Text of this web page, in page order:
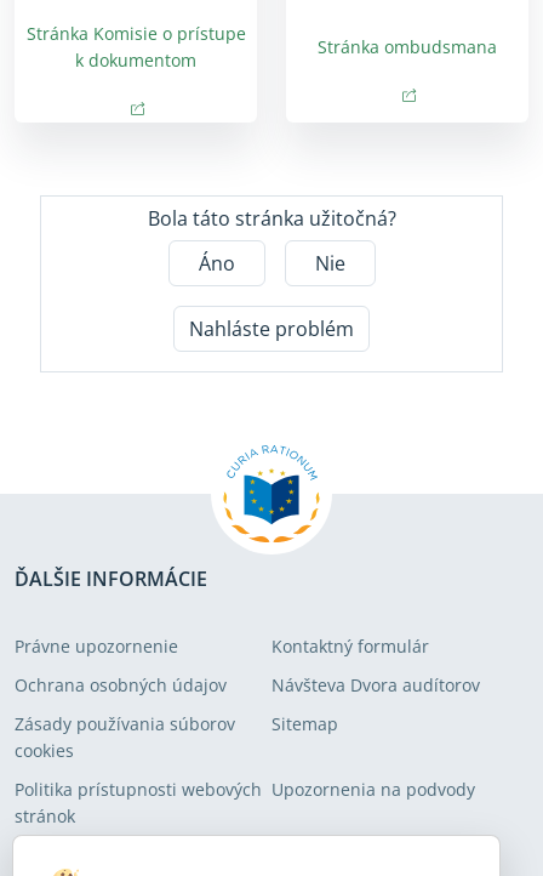
Stránka Komisie o prístupe
k dokumentom
(opens in new window)
Stránka ombudsmana
(opens in new
Bola táto stránka užitočná?
Áno
Nie
Nahláste problém
ĎALŠIE INFORMÁCIE
Právne upozornenie
Kontaktný formulár
Ochrana osobných údajov
Návšteva Dvora audítorov
Zásady používania súborov
cookies
Sitemap
Politika prístupnosti webových
stránok
Upozornenia na podvody